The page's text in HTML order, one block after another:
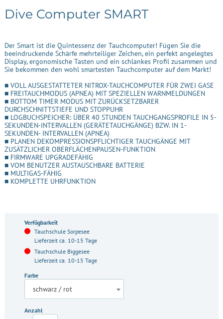
Dive Computer SMART
Der Smart ist die Quintessenz der Tauchcomputer! Fügen Sie die
beeindruckende Schärfe mehrteiliger Zeichen, ein perfekt angelegtes
Display, ergonomische Tasten und ein schlankes Profil zusammen und
Sie bekommen den wohl smartesten Tauchcomputer auf dem Markt!
■ VOLL AUSGESTATTETER NITROX-TAUCHCOMPUTER FÜR ZWEI GASE
■ FREITAUCHMODUS (APNEA) MIT SPEZIELLEN WARNMELDUNGEN
■ BOTTOM TIMER MODUS MIT ZURÜCKSETZBARER
DURCHSCHNITTSTIEFE UND STOPPUHR
■ LOGBUCHSPEICHER: ÜBER 40 STUNDEN TAUCHGANGSPROFILE IN 5-
SEKUNDEN-INTERVALLEN (GERÄTETAUCHGÄNGE) BZW. IN 1-
SEKUNDEN- INTERVALLEN (APNEA)
■ PLANEN DEKOMPRESSIONSPFLICHTIGER TAUCHGÄNGE MIT
ZUSÄTZLICHER OBERFLÄCHENPAUSEN-FUNKTION
■ FIRMWARE UPGRADEFÄHIG
■ VOM BENUTZER AUSTAUSCHBARE BATTERIE
■ MULTIGAS-FÄHIG
■ KOMPLETTE UHRFUNKTION
Verfügbarkeit
Tauchschule Sorpesee
Lieferzeit ca. 10-15 Tage
Tauchschule Biggesee
Lieferzeit ca. 10-15 Tage
Farbe
schwarz / rot
Anzahl